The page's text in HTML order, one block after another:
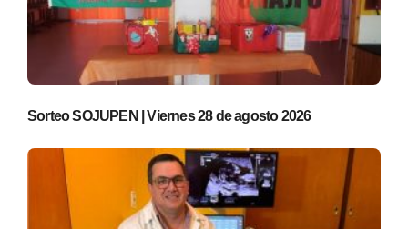
Sorteo SOJUPEN | Viernes 28 de agosto 2026